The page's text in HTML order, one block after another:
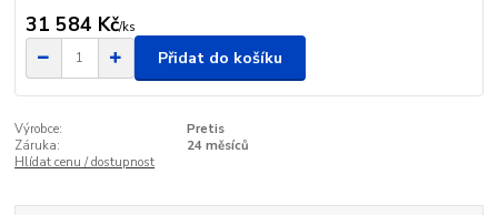
31 584 Kč/ks
Přidat do košíku
Výrobce:
Pretis
Záruka:
24 měsíců
Hlídat cenu / dostupnost